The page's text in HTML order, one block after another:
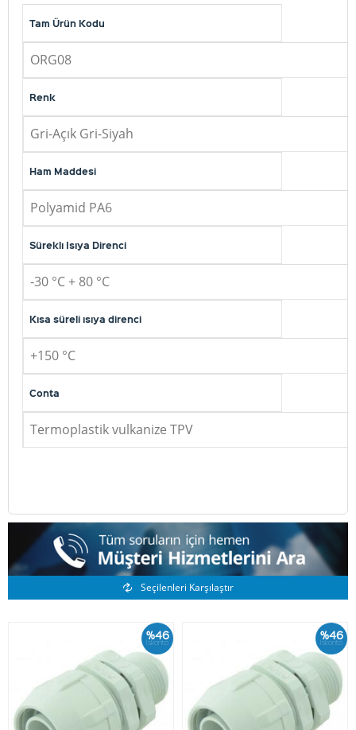
Tam Ürün Kodu
ORG08
Renk
Gri-Açık Gri-Siyah
Ham Maddesi
Polyamid PA6
Süreklı Isıya Direnci
-30 °C + 80 °C
Kısa süreli ısıya direnci
+150 °C
Conta
Termoplastik vulkanize TPV
Benzer Ürünler
Seçilenleri Karşılaştır
%46
İskonto %46
İskonto